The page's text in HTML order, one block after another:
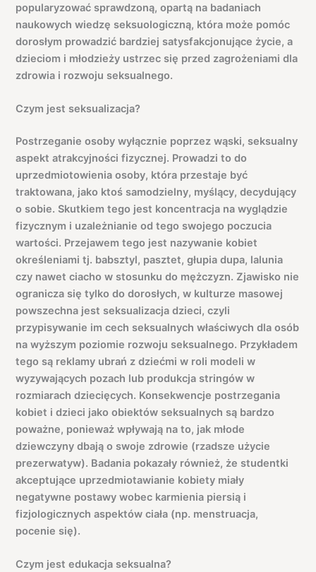
popularyzować sprawdzoną, opartą na badaniach
naukowych wiedzę seksuologiczną, która może pomóc
dorosłym prowadzić bardziej satysfakcjonujące życie, a
dzieciom i młodzieży ustrzec się przed zagrożeniami dla
zdrowia i rozwoju seksualnego.
Czym jest seksualizacja?
Postrzeganie osoby wyłącznie poprzez wąski, seksualny
aspekt atrakcyjności fizycznej. Prowadzi to do
uprzedmiotowienia osoby, która przestaje być
traktowana, jako ktoś samodzielny, myślący, decydujący
o sobie. Skutkiem tego jest koncentracja na wyglądzie
fizycznym i uzależnianie od tego swojego poczucia
wartości. Przejawem tego jest nazywanie kobiet
określeniami tj. babsztyl, pasztet, głupia dupa, lalunia
czy nawet ciacho w stosunku do mężczyzn. Zjawisko nie
ogranicza się tylko do dorosłych, w kulturze masowej
powszechna jest seksualizacja dzieci, czyli
przypisywanie im cech seksualnych właściwych dla osób
na wyższym poziomie rozwoju seksualnego. Przykładem
tego są reklamy ubrań z dziećmi w roli modeli w
wyzywających pozach lub produkcja stringów w
rozmiarach dziecięcych. Konsekwencje postrzegania
kobiet i dzieci jako obiektów seksualnych są bardzo
poważne, ponieważ wpływają na to, jak młode
dziewczyny dbają o swoje zdrowie (rzadsze użycie
prezerwatyw). Badania pokazały również, że studentki
akceptujące uprzedmiotawianie kobiety miały
negatywne postawy wobec karmienia piersią i
fizjologicznych aspektów ciała (np. menstruacja,
pocenie się).
Czym jest edukacja seksualna?